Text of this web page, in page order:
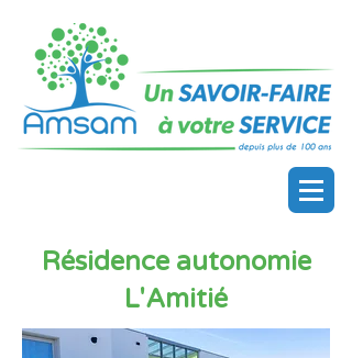
Résidence autonomie
L'Amitié